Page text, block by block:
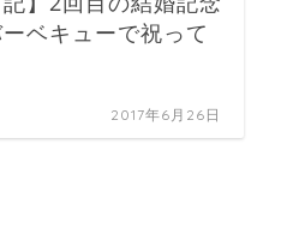
ベキューで祝って
2017年6月26日